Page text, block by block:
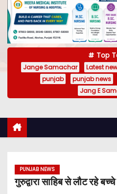
Top
Jange Samachar Latest
punjab
punjab news
Jang E
PUNJAB NEWS
गुरुद्वारा साहिब से लौट रहे